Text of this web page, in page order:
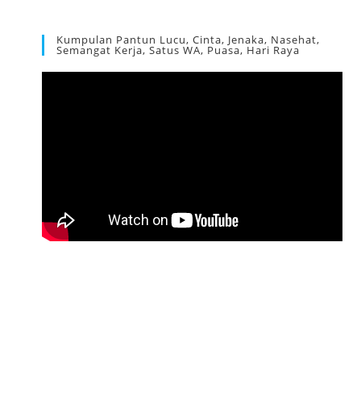
Kumpulan Pantun Lucu, Cinta, Jenaka, Nasehat,
Semangat Kerja, Satus WA, Puasa, Hari Raya